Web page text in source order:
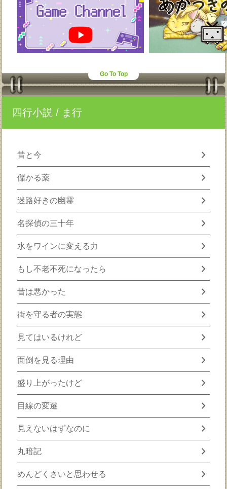
Go To Top
四行小説 / ま行
昔と今 chevron_right
儲かる薬 chevron_right
迷路好きの幽霊 chevron_right
名探偵の三十年 chevron_right
水をワインに変える力 chevron_right
もし不老不死になったら chevron_right
昔は悪かった chevron_right
街を守る者の実態 chevron_right
見てはいるけれど chevron_right
面倒を見る理由 chevron_right
盛り上がったけど chevron_right
目線の変遷 chevron_right
見えないはずなのに chevron_right
丸暗記 chevron_right
めんどくさいと思わせる chevron_right